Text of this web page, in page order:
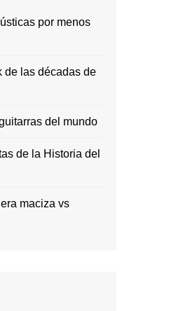
por menos
de las décadas de
del mundo
de la Historia del
maciza vs